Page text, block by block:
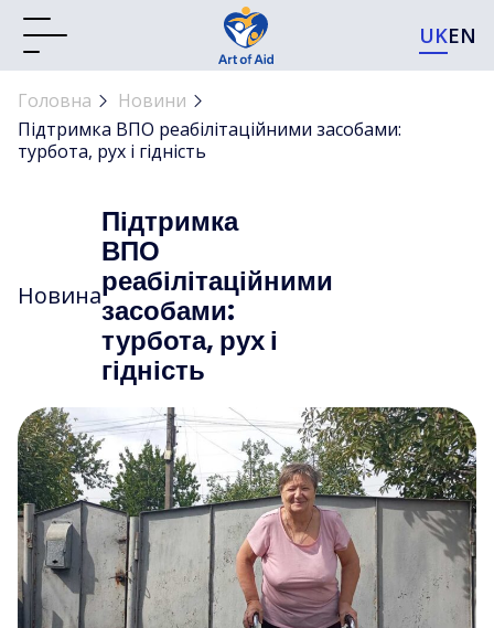
UKEN
Головна
Новини
Підтримка ВПО реабілітаційними засобами:
турбота, рух і гідність
Новина
Підтримка
ВПО
реабілітаційними
засобами:
турбота, рух і
гідність